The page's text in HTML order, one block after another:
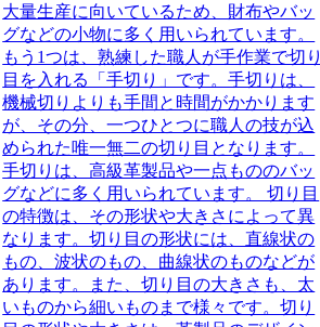
大量生産に向いているため、財布やバッ
グなどの小物に多く用いられています。
もう1つは、熟練した職人が手作業で切り
目を入れる「手切り」です。手切りは、
機械切りよりも手間と時間がかかります
が、その分、一つひとつに職人の技が込
められた唯一無二の切り目となります。
手切りは、高級革製品や一点もののバッ
グなどに多く用いられています。 切り目
の特徴は、その形状や大きさによって異
なります。切り目の形状には、直線状の
もの、波状のもの、曲線状のものなどが
あります。また、切り目の大きさも、太
いものから細いものまで様々です。切り